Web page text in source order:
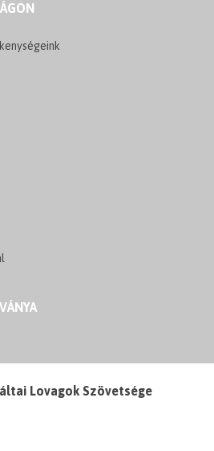
Lovagok Szövetsége